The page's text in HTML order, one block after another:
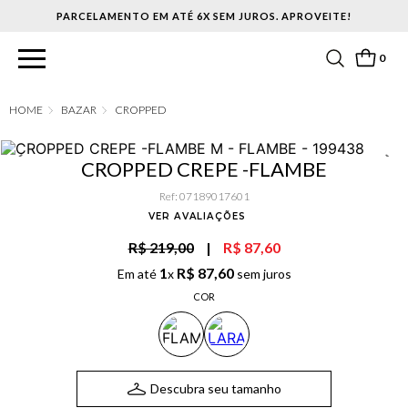
PARCELAMENTO EM ATÉ 6X SEM JUROS. APROVEITE!
0
BAZAR CROPPED
CROPPED CREPE -FLAMBE
Ref: 07189017601
VER AVALIAÇÕES
R$ 219,00 | R$ 87,60
Em até 1x R$ 87,60sem juros
COR
Descubra seu tamanho